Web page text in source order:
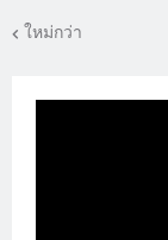
ใหม่กว่า